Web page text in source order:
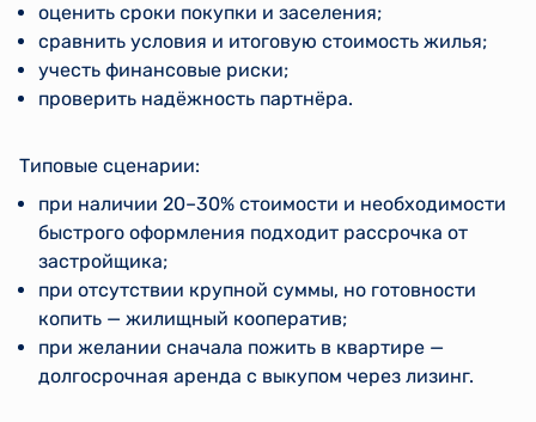
оценить сроки покупки и заселения;
сравнить условия и итоговую стоимость жилья;
учесть финансовые риски;
проверить надёжность партнёра.
Типовые сценарии:
при наличии 20–30% стоимости и необходимости
быстрого оформления подходит рассрочка от
застройщика;
при отсутствии крупной суммы, но готовности
копить — жилищный кооператив;
при желании сначала пожить в квартире —
долгосрочная аренда с выкупом через лизинг.